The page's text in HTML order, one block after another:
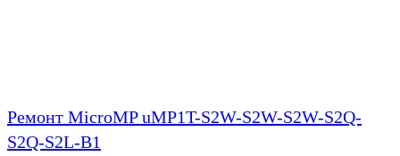
Ремонт MicroMP uMP1T-S2W-S2W-S2W-S2Q-
S2Q-S2L-B1